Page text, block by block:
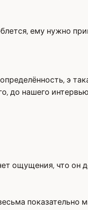
ему нужно
э
до нашего
ощущения, что он
показательно